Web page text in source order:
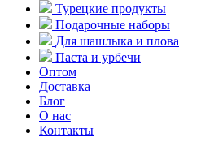
Турецкие продукты
Подарочные наборы
Для шашлыка и плова
Паста и урбечи
Оптом
Доставка
Блог
О нас
Контакты